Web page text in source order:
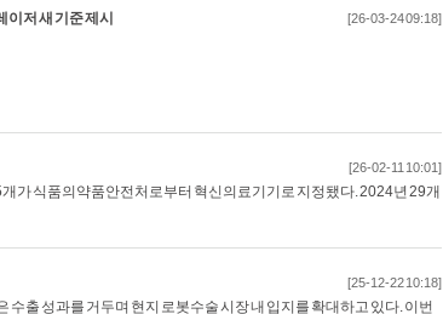
저 새 기준 제시 [26-03-24 09:18]
[26-02-11 10:01]
가 식품의약품안전처로부터 혁신의료기기로 지정됐다. 2024년 29개
[25-12-22 10:18]
출 성과를 거두며 현지 로봇수술 시장 내 입지를 확대하고 있다. 이번